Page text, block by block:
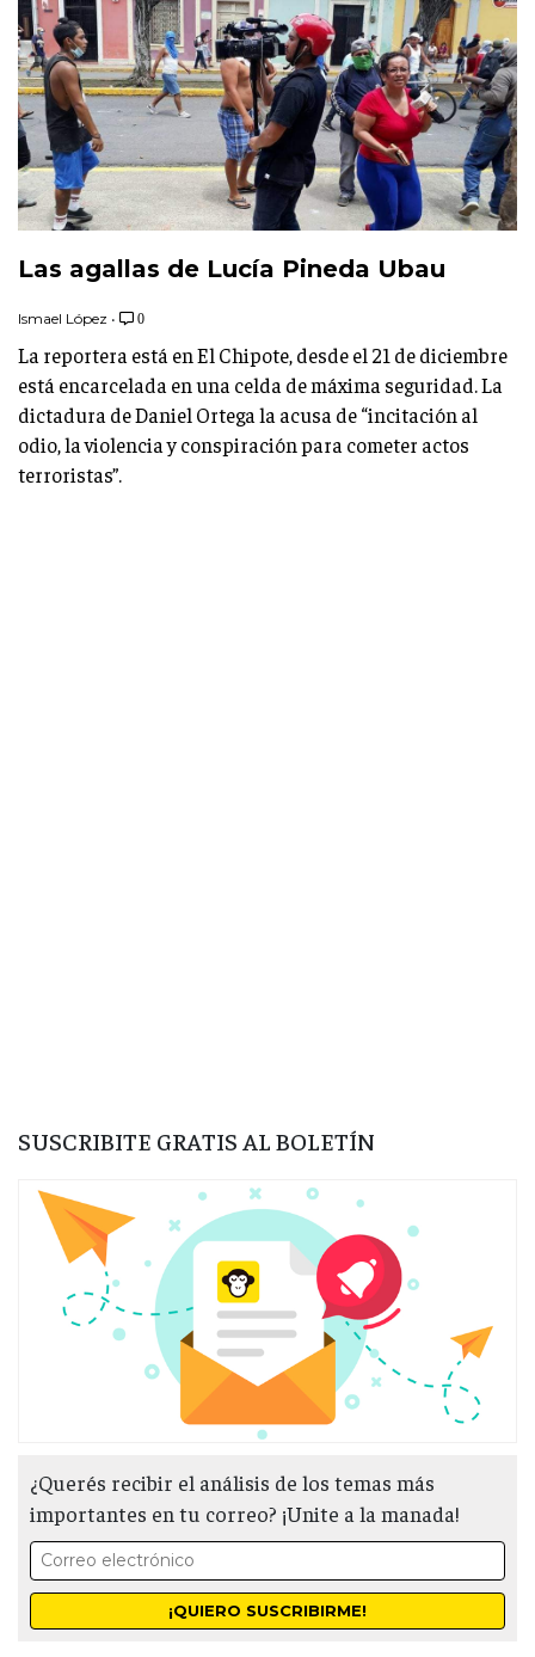
Las agallas de Lucía Pineda Ubau
Ismael López • 0
La reportera está en El Chipote, desde el 21 de diciembre
está encarcelada en una celda de máxima seguridad. La
dictadura de Daniel Ortega la acusa de “incitación al
odio, la violencia y conspiración para cometer actos
terroristas”.
SUSCRIBITE GRATIS AL BOLETÍN
¿Querés recibir el análisis de los temas más
importantes en tu correo? ¡Unite a la manada!